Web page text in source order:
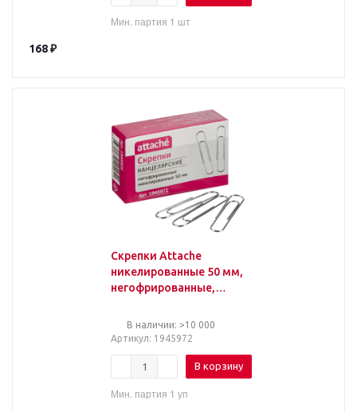
Мин. партия 1 шт
168₽
Скрепки Attache
никелированные 50 мм,
негофрированные,
В наличии: >10 000
Артикул: 1945972
В корзину
Мин. партия 1 уп